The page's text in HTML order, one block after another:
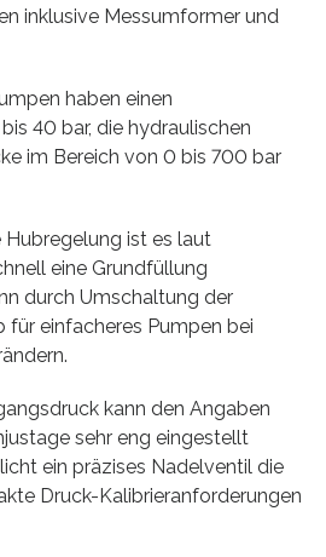
inklusive Messumformer und
haben einen
40 bar, die hydraulischen
im Bereich von 0 bis 700 bar
ist es laut
eine Grundfüllung
durch Umschaltung der
für einfacheres Pumpen bei
kann den Angaben
sehr eng eingestellt
ein präzises Nadelventil die
Druck-Kalibrieranforderungen